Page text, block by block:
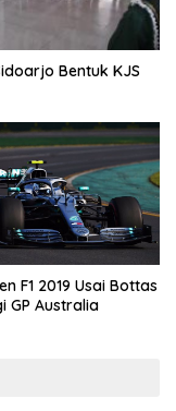
Bentuk KJS
F1 2019 Usai Bottas
GP Australia